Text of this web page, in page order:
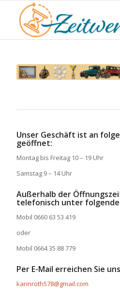
Unser Geschäft ist an
geöffnet:
Montag bis Freitag 10 – 19 Uhr
Samstag 9 – 14 Uhr
Außerhalb der
telefonisch unter
Mobil 0660 63 53 419
oder
Mobil 0664 35 88 779
Per E-Mail erreichen Sie
karinroth578@gmail.com